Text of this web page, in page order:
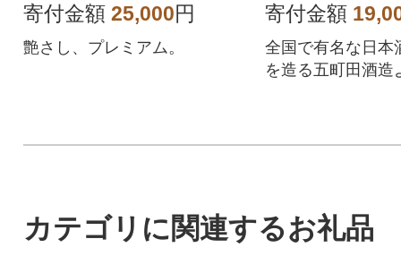
寄付金額 25,000円
艶さし、プレミアム。
寄付金額
全国で有名な日本
を造る五町田酒造
カテゴリに関連するお礼品